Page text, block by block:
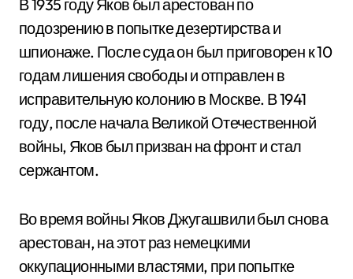
В 1935 году Яков был арестован по
подозрению в попытке дезертирства и
шпионаже. После суда он был приговорен к 10
годам лишения свободы и отправлен в
исправительную колонию в Москве. В 1941
году, после начала Великой Отечественной
войны, Яков был призван на фронт и стал
сержантом.
Во время войны Яков Джугашвили был снова
арестован, на этот раз немецкими
оккупационными властями, при попытке